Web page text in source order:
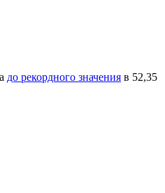
до рекордного значения в 52,35